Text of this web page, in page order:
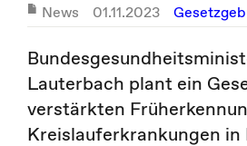
News 01.11.2023
Lauterbach plant ein
verstärkten
Kreislauferkrankungen in